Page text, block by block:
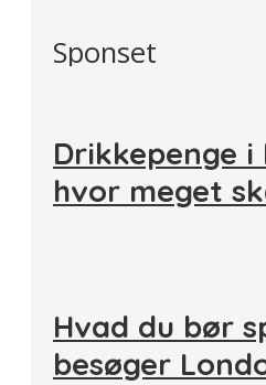
Sponset
Drikkepenge i
hvor meget
Hvad du bør
besøger